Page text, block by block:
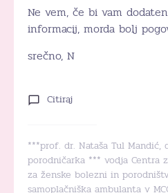
Ne vem, če bi vam
informacij, morda bolj
srečno, N
Citiraj
***prof. dr. Nataša Tul
porodničarka *** vodja Centra
za ženske bolezni in
samoplačniška ambulanta v